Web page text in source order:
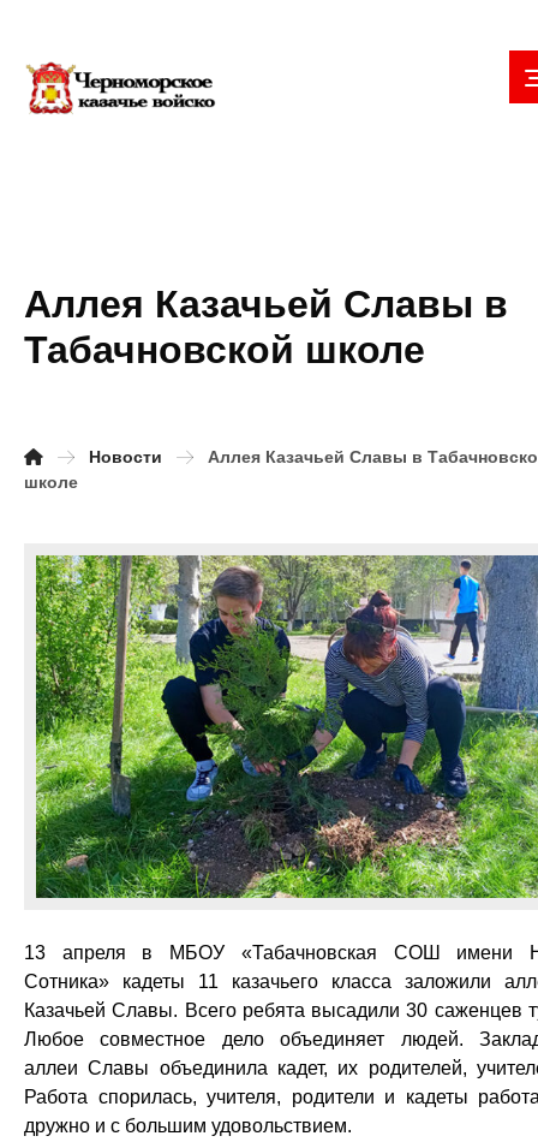
Аллея Казачьей Славы в
Табачновской школе
Новости
Аллея Казачьей Славы в
школе
13 апреля в МБОУ «Табачновская СОШ имени
Сотника» кадеты 11 казачьего класса заложили
Казачьей Славы. Всего ребята высадили 30 саженцев
Любое совместное дело объединяет людей.
аллеи Славы объединила кадет, их родителей,
Работа спорилась, учителя, родители и кадеты
дружно и с большим удовольствием.